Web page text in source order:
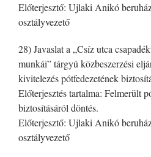
Előterjesztő: Ujlaki Anikó
osztályvezető
28) Javaslat a „Csíz utca
munkái” tárgyú közbeszerzési
kivitelezés pótfedezetének
Előterjesztés tartalma: Felmerült
biztosításáról döntés.
Előterjesztő: Ujlaki Anikó
osztályvezető